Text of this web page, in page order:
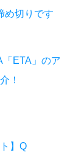
切りです
ETA」のア
！
】Q